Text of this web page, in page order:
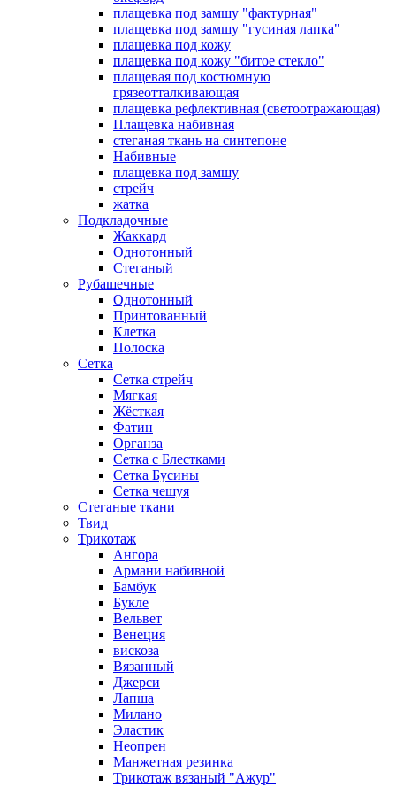
плащевка под замшу "фактурная"
плащевка под замшу "гусиная лапка"
плащевка под кожу
плащевка под кожу "битое стекло"
плащевая под костюмную
грязеотталкивающая
плащевка рефлективная (светоотражающая)
Плащевка набивная
стеганая ткань на синтепоне
Набивные
плащевка под замшу
стрейч
жатка
Подкладочные
Жаккард
Однотонный
Стеганый
Рубашечные
Однотонный
Принтованный
Клетка
Полоска
Сетка
Сетка стрейч
Мягкая
Жёсткая
Фатин
Органза
Сетка с Блестками
Сетка Бусины
Сетка чешуя
Стеганые ткани
Твид
Трикотаж
Ангора
Армани набивной
Бамбук
Букле
Вельвет
Венеция
вискоза
Вязанный
Джерси
Лапша
Милано
Эластик
Неопрен
Манжетная резинка
Трикотаж вязаный "Ажур"